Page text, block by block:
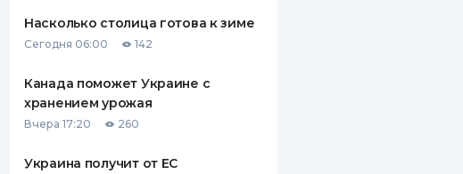
Насколько столица готова к зиме
Сегодня 06:00 142
Канада поможет Украине с
хранением урожая
Вчера 17:20 260
Украина получит от ЕС